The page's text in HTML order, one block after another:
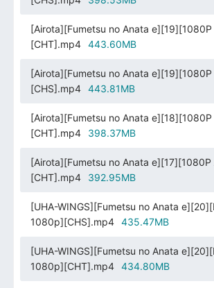
[Airota][Fumetsu no Anata e][19][1080P
[CHT].mp4
443.60MB
[Airota][Fumetsu no Anata e][19][1080P
[CHS].mp4
443.81MB
[Airota][Fumetsu no Anata e][18][1080P
[CHT].mp4
398.37MB
[Airota][Fumetsu no Anata e][17][1080P
[CHT].mp4
392.95MB
[UHA-WINGS][Fumetsu no Anata
1080p][CHS].mp4
435.47MB
[UHA-WINGS][Fumetsu no Anata
1080p][CHT].mp4
434.80MB